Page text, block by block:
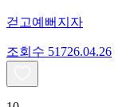
걷고예뻐지자
조회수 51726.04.26